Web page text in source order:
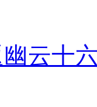
云十